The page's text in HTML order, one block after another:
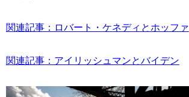
関連記事：ロバート・ケネディとホッファ
関連記事：アイリッシュマンとバイデン